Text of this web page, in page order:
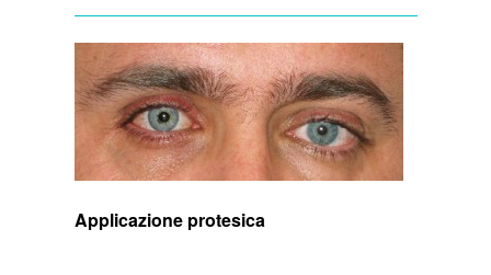
Applicazione protesica